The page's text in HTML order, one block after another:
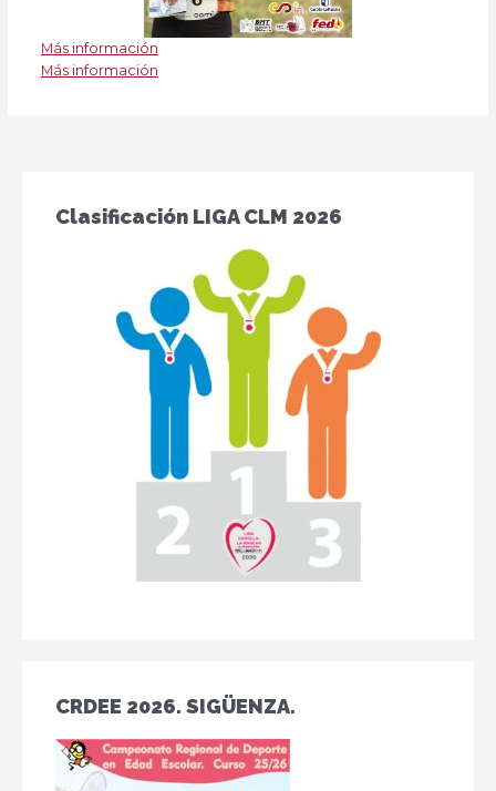
Más información
Más información
Clasificación LIGA CLM 2026
CRDEE 2026. SIGÜENZA.